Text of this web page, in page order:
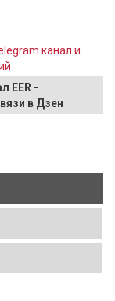
канал и
EER -
в Дзен
ВКЛАДКА)